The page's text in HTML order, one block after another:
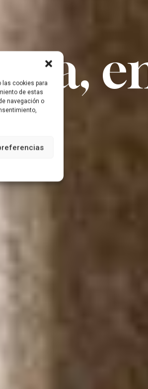
cookies para
de estas
navegación o